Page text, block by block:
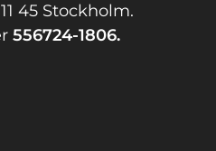
45 Stockholm.
556724-1806.